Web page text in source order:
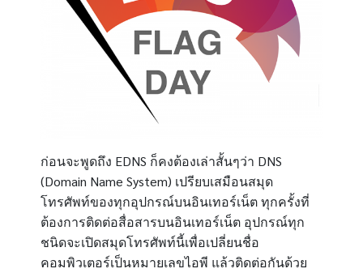
ก่อนจะพูดถึง EDNS ก็คงต้องเล่าสั้นๆว่า DNS
(Domain Name System) เปรียบเสมือนสมุด
โทรศัพท์ของทุกอุปกรณ์บนอินเทอร์เน็ต ทุกครั้งที่
ต้องการติดต่อสื่อสารบนอินเทอร์เน็ต อุปกรณ์ทุก
ชนิดจะเปิดสมุดโทรศัพท์นี้เพื่อเปลี่ยนชื่อ
คอมพิวเตอร์เป็นหมายเลขไอพี แล้วติดต่อกันด้วย